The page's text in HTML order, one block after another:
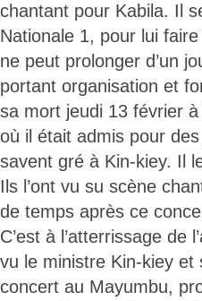
chantant pour Kabila. Il
Nationale 1, pour lui
ne peut prolonger d’un
portant organisation et
sa mort jeudi 13 février
où il était admis pour
savent gré à Kin-kiey. Il
Ils l’ont vu su scène
de temps après ce
C’est à l’atterrissage de
vu le ministre Kin-kiey et
concert au Mayumbu,